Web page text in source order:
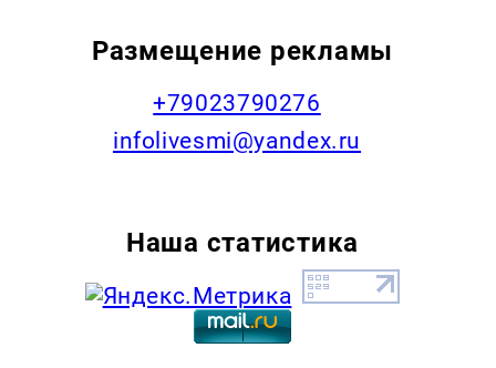
Размещение рекламы
+79023790276
infolivesmi@yandex.ru
Наша статистика